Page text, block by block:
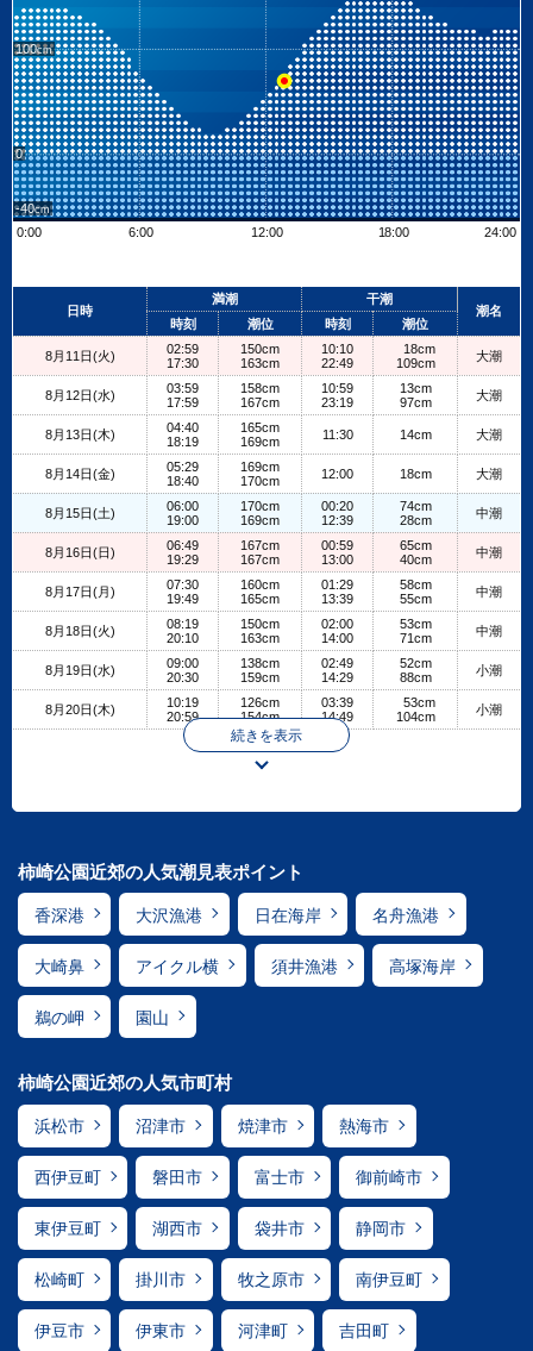
100
0
-40
0:00
6:00 12:00 18:00 24:00
+
日時
満潮
干潮
潮名
時刻
潮位 時刻 潮位
8月11日(火)
02:59
17:30
150cm
163cm
10:10
22:49
18cm
109cm
大潮
8月12日(水)
03:59
17:59
158cm
167cm
10:59
23:19
13cm
97cm
大潮
8月13日(木)
04:40
18:19
165cm
169cm
11:30 14cm 大潮
8月14日(金)
05:29
18:40
169cm
170cm
12:00 18cm 大潮
8月15日(土)
06:00
19:00
170cm
169cm
00:20
12:39
74cm
28cm
中潮
8月16日(日)
06:49
19:29
167cm
167cm
00:59
13:00
65cm
40cm
中潮
8月17日(月)
07:30
19:49
160cm
165cm
01:29
13:39
58cm
55cm
中潮
8月18日(火)
08:19
20:10
150cm
163cm
02:00
14:00
53cm
71cm
中潮
8月19日(水)
09:00
20:30
138cm
159cm
02:49
14:29
52cm
88cm
小潮
8月20日(木)
10:19
20:59
126cm
154cm
03:39
14:49
53cm
104cm
小潮
続きを表示
柿崎公園近郊の人気潮見表ポイント
香深港 大沢漁港 日在海岸 名舟漁港
大崎鼻 アイクル横 須井漁港 高塚海岸
鵜の岬 園山
柿崎公園近郊の人気市町村
浜松市 沼津市 焼津市 熱海市
西伊豆町 磐田市 富士市 御前崎市
東伊豆町 湖西市 袋井市 静岡市
松崎町 掛川市 牧之原市 南伊豆町
伊豆市 伊東市 河津町 吉田町